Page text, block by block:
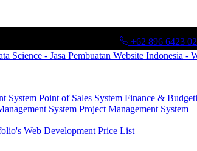
+62 896 6423
System Point of Sales System Finance &
System Project Management System
Web Development Price List